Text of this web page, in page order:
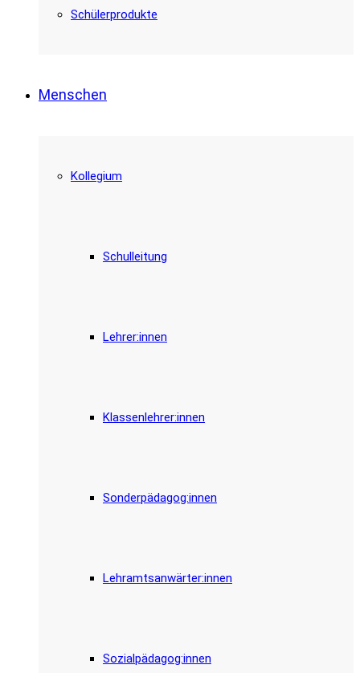
Schülerprodukte
Menschen
Kollegium
Schulleitung
Lehrer:innen
Klassenlehrer:innen
Sonderpädagog:innen
Lehramtsanwärter:innen
Sozialpädagog:innen